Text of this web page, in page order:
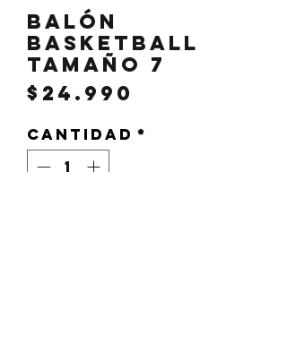
Balón
Basketball
Tamaño 7
$24.990
Cantidad *